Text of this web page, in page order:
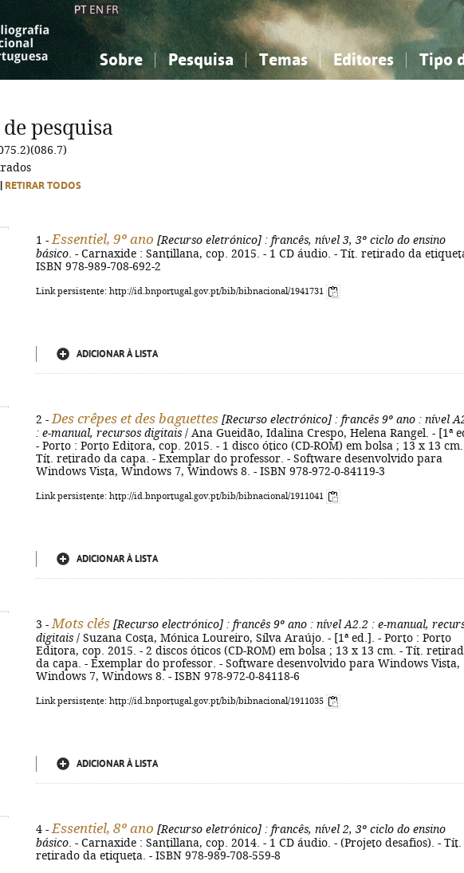
PT EN FR
Sobre Pesquisa Temas
Ciências sociais...
Editores Tipo
Ciências sociais...
pesquisa
RETIRAR TODOS
1 - Essentiel, 9º ano [Recurso eletrónico] : francês, nível 3, 3º ciclo do ensino
básico . - Carnaxide : Santillana, cop. 2015. - 1 CD áudio. - Tít. retirado da
ISBN 978-989-708-692-2
Link persistente: http://id.bnportugal.gov.pt/bib/bibnacional/1941731
ADICIONAR À LISTA
2 - Des crêpes et des baguettes [Recurso electrónico] : francês 9º ano : nível
: e-manual, recursos digitais / Ana Gueidão, Idalina Crespo, Helena Rangel. - [1ª
- Porto : Porto Editora, cop. 2015. - 1 disco ótico (CD-ROM) em bolsa ; 13 x 13
Tít. retirado da capa. - Exemplar do professor. - Software desenvolvido para
Windows Vista, Windows 7, Windows 8. - ISBN 978-972-0-84119-3
Link persistente: http://id.bnportugal.gov.pt/bib/bibnacional/1911041
ADICIONAR À LISTA
3 - Mots clés [Recurso electrónico] : francês 9º ano : nível A2.2 : e-manual,
digitais / Suzana Costa, Mónica Loureiro, Sílva Araújo. - [1ª ed.]. - Porto : Porto
Editora, cop. 2015. - 2 discos óticos (CD-ROM) em bolsa ; 13 x 13 cm. - Tít.
da capa. - Exemplar do professor. - Software desenvolvido para Windows Vista,
Windows 7, Windows 8. - ISBN 978-972-0-84118-6
Link persistente: http://id.bnportugal.gov.pt/bib/bibnacional/1911035
ADICIONAR À LISTA
4 - Essentiel, 8º ano [Recurso eletrónico] : francês, nível 2, 3º ciclo do ensino
básico . - Carnaxide : Santillana, cop. 2014. - 1 CD áudio. - (Projeto desafios). - Tít.
retirado da etiqueta. - ISBN 978-989-708-559-8